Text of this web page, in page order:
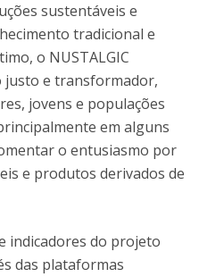
sustentáveis e
tradicional e
o NUSTALGIC
e transformador,
jovens e populações
em alguns
o entusiasmo por
e produtos derivados de
indicadores do projeto
das plataformas